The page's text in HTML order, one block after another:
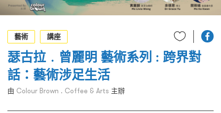
條款及細則
EN
藝術
講座
瑟古拉﹒曾麗明 藝術系列 : 跨界對
話：藝術涉足生活
由 Colour Brown . Coffee & Arts 主辦